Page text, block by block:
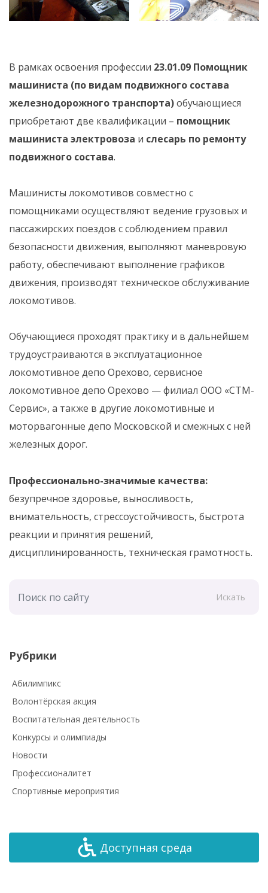
В рамках освоения профессии 23.01.09 Помощник
машиниста (по видам подвижного состава
железнодорожного транспорта)обучающиеся
приобретают две квалификации – помощник
машиниста электровоза и слесарь по ремонту
подвижного состава.
Машинисты локомотивов совместно с
помощниками осуществляют ведение грузовых и
пассажирских поездов с соблюдением правил
безопасности движения, выполняют маневровую
работу, обеспечивают выполнение графиков
движения, производят техническое обслуживание
локомотивов.
Обучающиеся проходят практику и в дальнейшем
трудоустраиваются в эксплуатационное
локомотивное депо Орехово, сервисное
локомотивное депо Орехово — филиал ООО «СТМ-
Сервис», а также в другие локомотивные и
моторвагонные депо Московской и смежных с ней
железных дорог.
Профессионально-значимые качества:
безупречное здоровье, выносливость,
внимательность, стрессоустойчивость, быстрота
реакции и принятия решений,
дисциплинированность, техническая грамотность.
Искать
Рубрики
Абилимпикс
Волонтёрская акция
Воспитательная деятельность
Конкурсы и олимпиады
Новости
Профессионалитет
Спортивные мероприятия
Доступная среда